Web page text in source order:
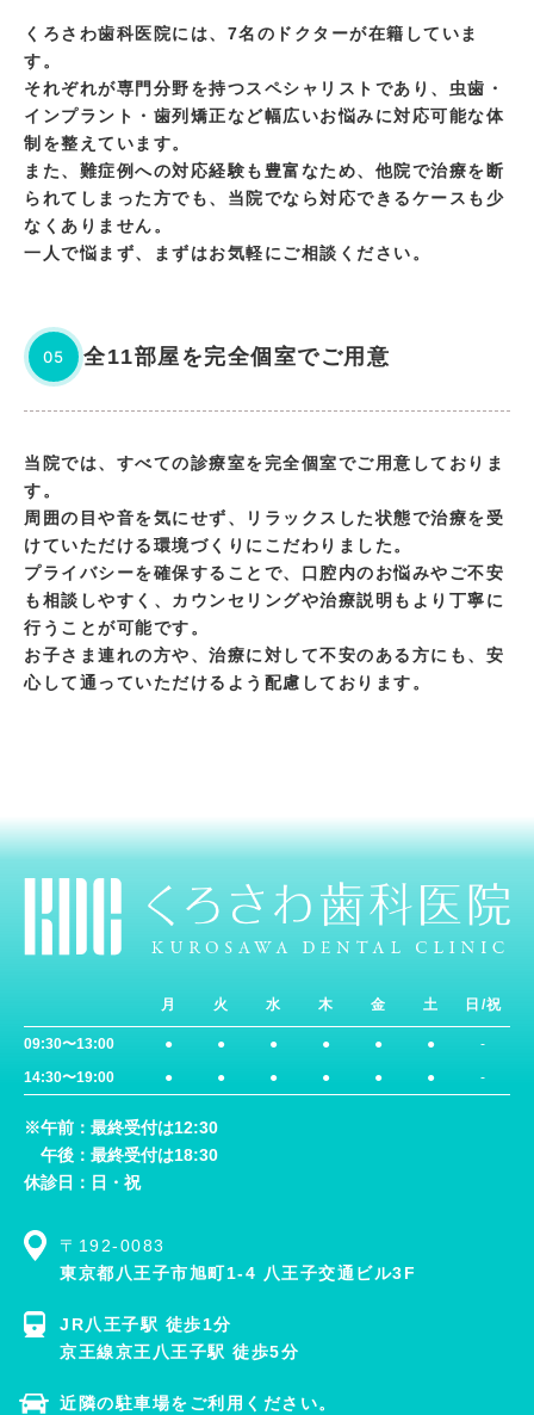
くろさわ歯科医院には、7名のドクターが在籍していま
す。
それぞれが専門分野を持つスペシャリストであり、虫歯・
インプラント・歯列矯正など幅広いお悩みに対応可能な体
制を整えています。
また、難症例への対応経験も豊富なため、他院で治療を断
られてしまった方でも、当院でなら対応できるケースも少
なくありません。
一人で悩まず、まずはお気軽にご相談ください。
05 全11部屋を完全個室でご用意
当院では、すべての診療室を完全個室でご用意しておりま
す。
周囲の目や音を気にせず、リラックスした状態で治療を受
けていただける環境づくりにこだわりました。
プライバシーを確保することで、口腔内のお悩みやご不安
も相談しやすく、カウンセリングや治療説明もより丁寧に
行うことが可能です。
お子さま連れの方や、治療に対して不安のある方にも、安
心して通っていただけるよう配慮しております。
月 火 水 木 金 土 日/祝
09:30〜13:00 ● ● ● ● ● ●
-
14:30〜19:00
● ● ● ● ● ● -
※午前：最終受付は12:30
午後：最終受付は18:30
休診日：日・祝
〒192-0083
東京都八王子市旭町1-4 八王子交通ビル3F
JR八王子駅 徒歩1分
京王線京王八王子駅 徒歩5分
近隣の駐車場をご利用ください。